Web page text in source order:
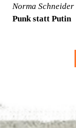
Norma Schneider
Punk statt Putin